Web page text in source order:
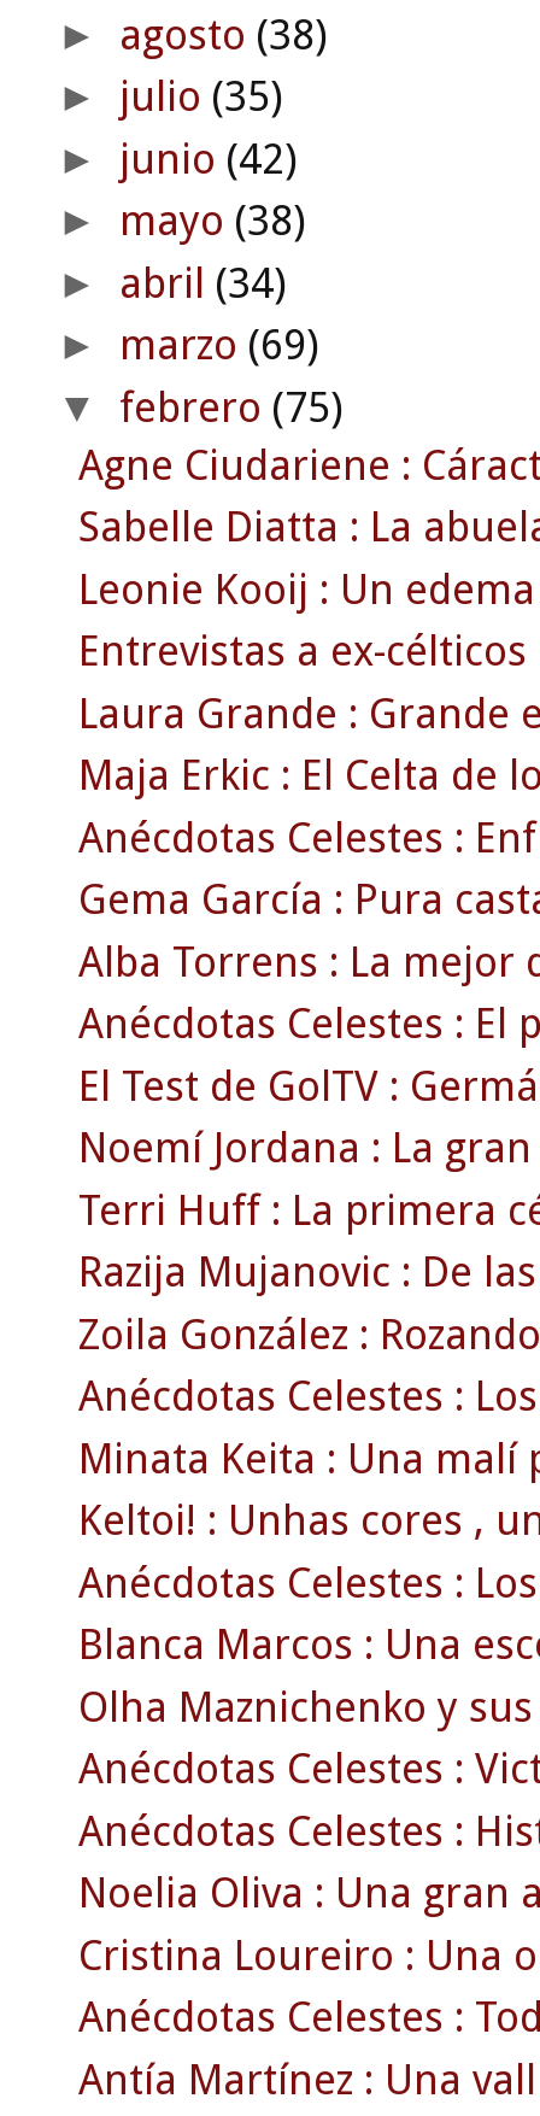
► agosto (38)
► julio (35)
► junio (42)
► mayo (38)
► abril (34)
► marzo (69)
▼ febrero (75)
Agne Ciudariene :
Sabelle Diatta : La
Leonie Kooij : Un
Entrevistas a ex-
Laura Grande : Grande
Maja Erkic : El Celta de
Anécdotas Celestes :
Gema García : Pura
Alba Torrens : La mejor
Anécdotas Celestes : El
El Test de GolTV :
Noemí Jordana : La
Terri Huff : La primera
Razija Mujanovic : De
Zoila González :
Anécdotas Celestes :
Minata Keita : Una malí
Keltoi! : Unhas cores ,
Anécdotas Celestes :
Blanca Marcos : Una
Olha Maznichenko y
Anécdotas Celestes :
Anécdotas Celestes :
Noelia Oliva : Una gran
Cristina Loureiro : Una
Anécdotas Celestes :
Antía Martínez : Una